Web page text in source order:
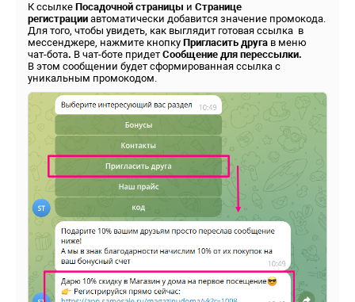
К ссылке Посадочной страницы и Странице
регистрации автоматически добавится значение промокода.
Для того, чтобы увидеть, как выглядит готовая ссылка в
мессенджере, нажмите кнопку Пригласить друга в меню
чат-бота. В чат-боте придет Сообщение для перессылки.
В этом сообщении будет сформированная ссылка с
уникальным промокодом.